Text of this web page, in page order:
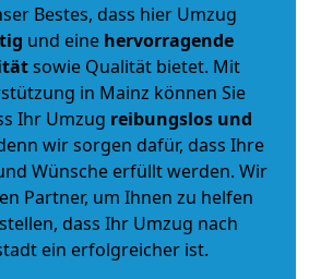
Bestes, dass hier Umzug
und eine hervorragende
sowie Qualität bietet. Mit
in Mainz können Sie
Ihr Umzug reibungslos und
wir sorgen dafür, dass Ihre
Wünsche erfüllt werden. Wir
Partner, um Ihnen zu helfen
dass Ihr Umzug nach
ein erfolgreicher ist.